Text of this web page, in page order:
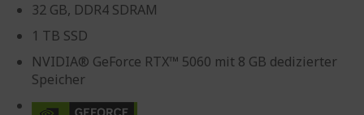
32 GB, DDR4 SDRAM
1 TB SSD
NVIDIA® GeForce RTX™ 5060 mit 8 GB dedizierter
Speicher